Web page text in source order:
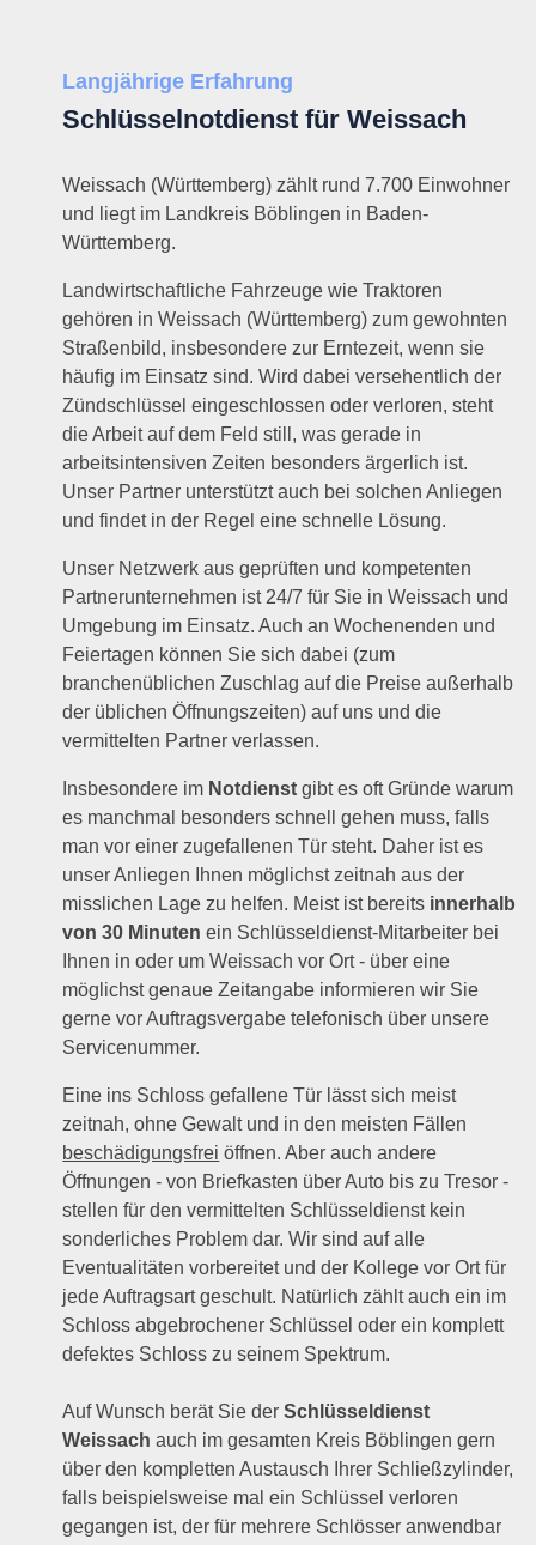
Langjährige Erfahrung
Schlüsselnotdienst für Weissach
Weissach (Württemberg) zählt rund 7.700 Einwohner
und liegt im Landkreis Böblingen in Baden-
Württemberg.
Landwirtschaftliche Fahrzeuge wie Traktoren
gehören in Weissach (Württemberg) zum gewohnten
Straßenbild, insbesondere zur Erntezeit, wenn sie
häufig im Einsatz sind. Wird dabei versehentlich der
Zündschlüssel eingeschlossen oder verloren, steht
die Arbeit auf dem Feld still, was gerade in
arbeitsintensiven Zeiten besonders ärgerlich ist.
Unser Partner unterstützt auch bei solchen Anliegen
und findet in der Regel eine schnelle Lösung.
Unser Netzwerk aus geprüften und kompetenten
Partnerunternehmen ist 24/7 für Sie in Weissach und
Umgebung im Einsatz. Auch an Wochenenden und
Feiertagen können Sie sich dabei (zum
branchenüblichen Zuschlag auf die Preise außerhalb
der üblichen Öffnungszeiten) auf uns und die
vermittelten Partner verlassen.
Insbesondere im Notdienst gibt es oft Gründe warum
es manchmal besonders schnell gehen muss, falls
man vor einer zugefallenen Tür steht. Daher ist es
unser Anliegen Ihnen möglichst zeitnah aus der
misslichen Lage zu helfen. Meist ist bereits innerhalb
von 30 Minuten ein Schlüsseldienst-Mitarbeiter bei
Ihnen in oder um Weissach vor Ort - über eine
möglichst genaue Zeitangabe informieren wir Sie
gerne vor Auftragsvergabe telefonisch über unsere
Servicenummer.
Eine ins Schloss gefallene Tür lässt sich meist
zeitnah, ohne Gewalt und in den meisten Fällen
beschädigungsfrei öffnen. Aber auch andere
Öffnungen - von Briefkasten über Auto bis zu Tresor -
stellen für den vermittelten Schlüsseldienst kein
sonderliches Problem dar. Wir sind auf alle
Eventualitäten vorbereitet und der Kollege vor Ort für
jede Auftragsart geschult. Natürlich zählt auch ein im
Schloss abgebrochener Schlüssel oder ein komplett
defektes Schloss zu seinem Spektrum.
Auf Wunsch berät Sie derSchlüsseldienst
Weissach auch im gesamten Kreis Böblingen gern
über den kompletten Austausch Ihrer Schließzylinder,
falls beispielsweise mal ein Schlüssel verloren
gegangen ist, der für mehrere Schlösser anwendbar